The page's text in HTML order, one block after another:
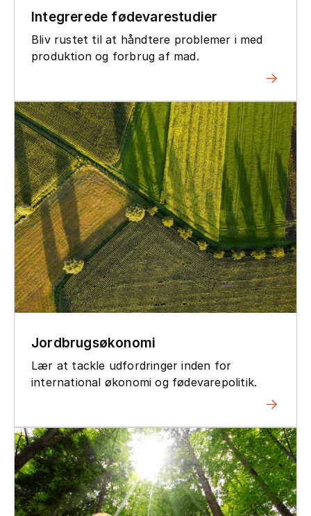
Integrerede fødevarestudier
Bliv rustet til at håndtere problemer i med
produktion og forbrug af mad.
Jordbrugsøkonomi
Lær at tackle udfordringer inden for
international økonomi og fødevarepolitik.